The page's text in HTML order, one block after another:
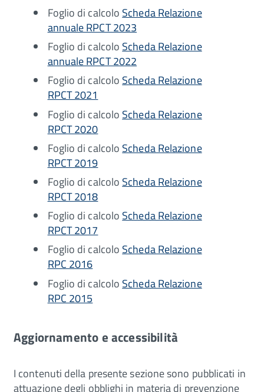
Foglio di calcolo Scheda Relazione
annuale RPCT 2023
Foglio di calcolo Scheda Relazione
annuale RPCT 2022
Foglio di calcoloScheda Relazione
RPCT 2021
Foglio di calcolo Scheda Relazione
RPCT 2020
Foglio di calcolo Scheda Relazione
RPCT 2019
Foglio di calcolo Scheda Relazione
RPCT 2018
Foglio di calcolo Scheda Relazione
RPCT 2017
Foglio di calcolo Scheda Relazione
RPC 2016
Foglio di calcolo Scheda Relazione
RPC 2015
Aggiornamento e accessibilità
I contenuti della presente sezione sono pubblicati in
attuazione degli obblighi in materia di prevenzione